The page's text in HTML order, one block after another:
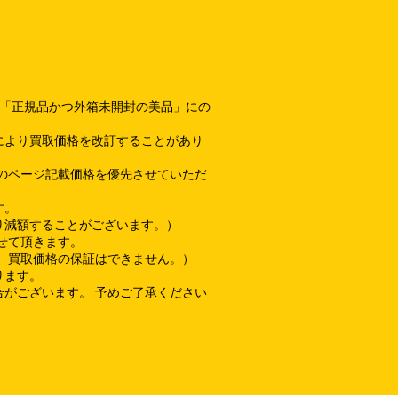
正規品かつ外箱未開封の美品」にの
り買取価格を改訂することがあり
ページ記載価格を優先させていただ
。
額することがございます。）
頂きます。
取価格の保証はできません。）
ます。
ございます。 予めご了承ください